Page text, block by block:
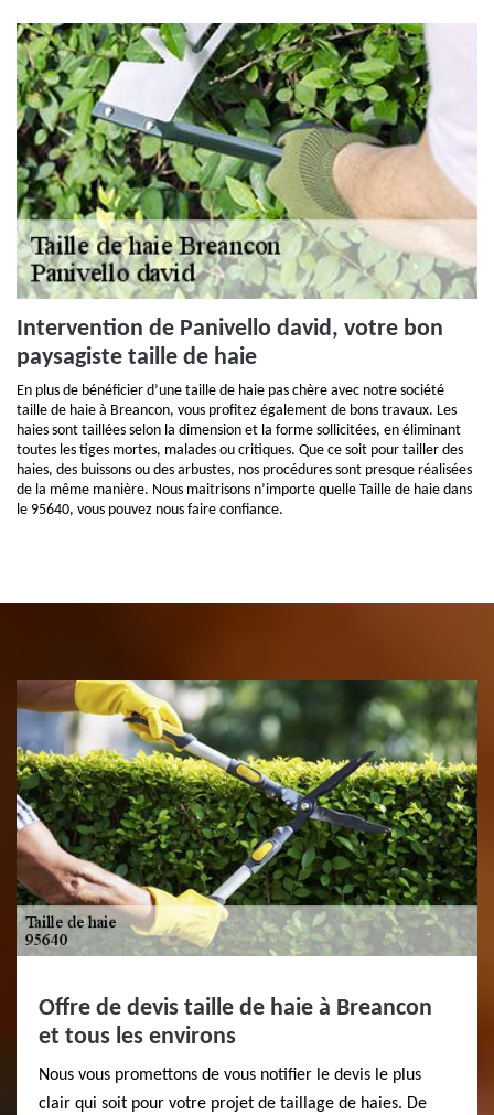
Intervention de Panivello david, votre bon
paysagiste taille de haie
En plus de bénéficier d’une taille de haie pas chère avec notre société
taille de haie à Breancon, vous profitez également de bons travaux. Les
haies sont taillées selon la dimension et la forme sollicitées, en éliminant
toutes les tiges mortes, malades ou critiques. Que ce soit pour tailler des
haies, des buissons ou des arbustes, nos procédures sont presque réalisées
de la même manière. Nous maitrisons n’importe quelle Taille de haie dans
le 95640, vous pouvez nous faire confiance.
Offre de devis taille de haie à Breancon
et tous les environs
Nous vous promettons de vous notifier le devis le plus
clair qui soit pour votre projet de taillage de haies. De